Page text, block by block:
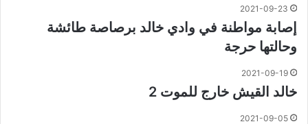
2021-09-23
إصابة مواطنة في وادي خالد برصاصة طائشة
وحالتها حرجة
2021-09-19
خالد القيش خارج للموت 2
2021-09-05